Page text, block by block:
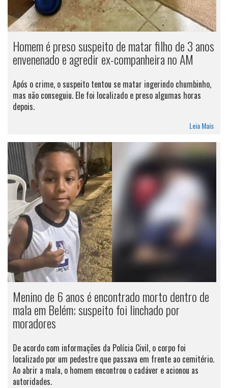
Homem é preso suspeito de matar filho de 3 anos
envenenado e agredir ex-companheira no AM
Após o crime, o suspeito tentou se matar ingerindo chumbinho,
mas não conseguiu. Ele foi localizado e preso algumas horas
depois.
Leia Mais
Menino de 6 anos é encontrado morto dentro de
mala em Belém; suspeito foi linchado por
moradores
De acordo com informações da Polícia Civil, o corpo foi
localizado por um pedestre que passava em frente ao cemitério.
Ao abrir a mala, o homem encontrou o cadáver e acionou as
autoridades.